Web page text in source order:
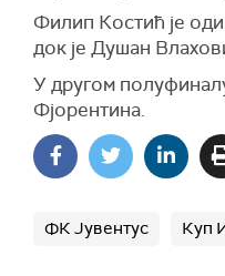
Филип Костић је
док је Душан
У другом
Фјорентина.
ФК Јувентус Куп